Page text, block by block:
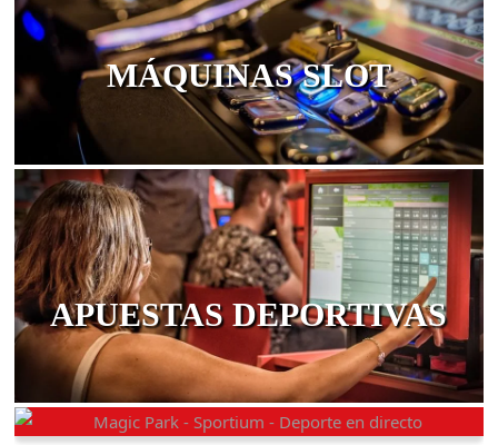
MÁQUINAS SLOT
APUESTAS DEPORTIVAS